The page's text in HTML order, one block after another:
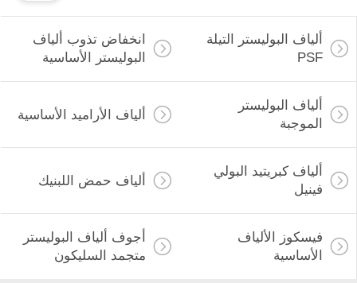
ألياف البوليستر التيلة
PSF
انخفاض تذوب ألياف
البوليستر الأساسية
ألياف البوليستر
الموجبة
ألياف الأراميد الأساسية
ألياف كبريتيد البولي
فينيل
ألياف حمض اللبنيك
فيسكوز الألياف
الأساسية
أجوف ألياف البوليستر
متجمد السليكون